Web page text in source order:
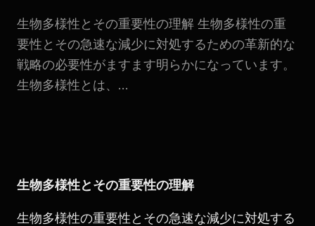
生物多様性とその重要性の理解 生物多様性の重
要性とその急速な減少に対処するための革新的な
戦略の必要性がますます明らかになっています。
生物多様性とは、...
生物多様性とその重要性の理解
生物多様性の重要性とその急速な減少に対処する